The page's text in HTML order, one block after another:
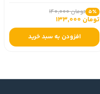
5٪ تومان 140,000
تومان 133,000
افزودن به سبد خرید